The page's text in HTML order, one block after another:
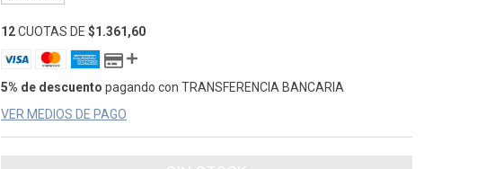
12CUOTAS DE$1.361,60
5% de descuento pagando con TRANSFERENCIA BANCARIA
VER MEDIOS DE PAGO